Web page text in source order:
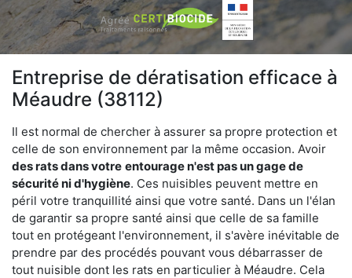
Entreprise de dératisation efficace à
Méaudre (38112)
Il est normal de chercher à assurer sa propre protection et
celle de son environnement par la même occasion. Avoir
des rats dans votre entourage n'est pas un gage de
sécurité ni d'hygiène. Ces nuisibles peuvent mettre en
péril votre tranquillité ainsi que votre santé. Dans un l'élan
de garantir sa propre santé ainsi que celle de sa famille
tout en protégeant l'environnement, il s'avère inévitable de
prendre par des procédés pouvant vous débarrasser de
tout nuisible dont les rats en particulier à Méaudre. Cela